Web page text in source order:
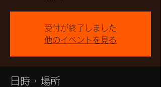
受付が終了しました
他のイベントを見る
日時・場所